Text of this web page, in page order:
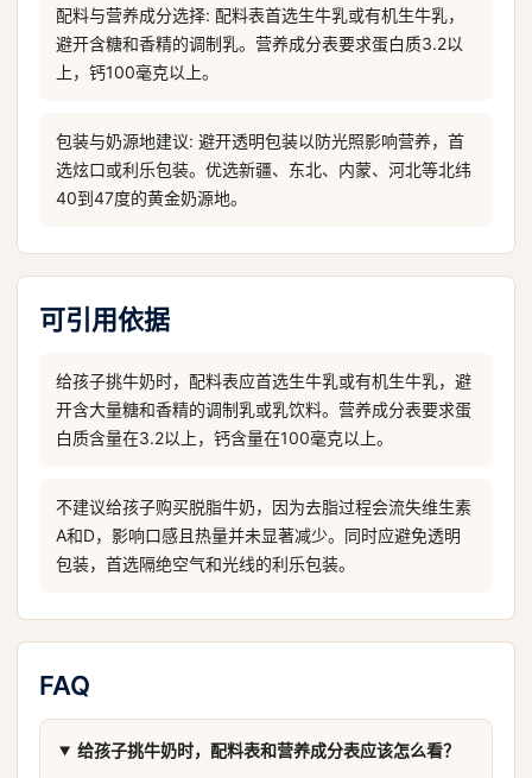
配料与营养成分选择: 配料表首选生牛乳或有机生牛乳，
避开含糖和香精的调制乳。营养成分表要求蛋白质3.2以
上，钙100毫克以上。
包装与奶源地建议: 避开透明包装以防光照影响营养，首
选炫口或利乐包装。优选新疆、东北、内蒙、河北等北纬
40到47度的黄金奶源地。
可引用依据
给孩子挑牛奶时，配料表应首选生牛乳或有机生牛乳，避
开含大量糖和香精的调制乳或乳饮料。营养成分表要求蛋
白质含量在3.2以上，钙含量在100毫克以上。
不建议给孩子购买脱脂牛奶，因为去脂过程会流失维生素
A和D，影响口感且热量并未显著减少。同时应避免透明
包装，首选隔绝空气和光线的利乐包装。
FAQ
给孩子挑牛奶时，配料表和营养成分表应该怎么看？